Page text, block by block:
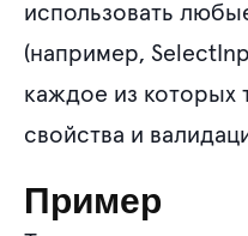
использовать
(например,
каждое из которых
свойства и
Пример